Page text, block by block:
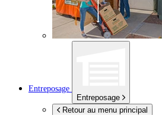
Entreposage
Entreposage
Retour au menu principal